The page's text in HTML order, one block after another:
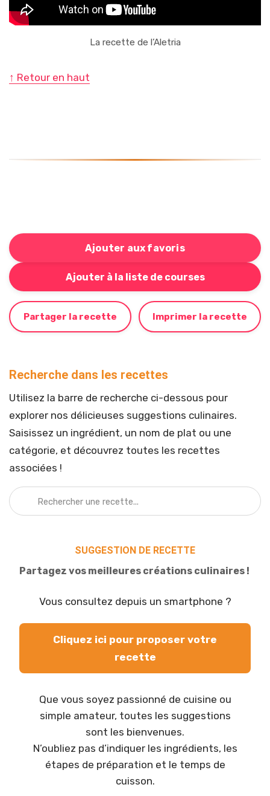
La recette de l’Aletria
↑ Retour en haut
Ajouter aux favoris
Ajouter à la liste de courses
Bouton pour ajouter cette recette à votre liste de
Partager la recette Imprimer la recette
Recherche dans les recettes
Utilisez la barre de recherche ci-dessous pour
explorer nos délicieuses suggestions culinaires.
Saisissez un ingrédient, un nom de plat ou une
catégorie, et découvrez toutes les recettes
associées !
SUGGESTION DE RECETTE
Partagez vos meilleures créations culinaires !
Vous consultez depuis un smartphone ?
Cliquez ici pour proposer votre
recette
Que vous soyez passionné de cuisine ou
simple amateur, toutes les suggestions
sont les bienvenues.
N’oubliez pas d’indiquer les ingrédients, les
étapes de préparation et le temps de
cuisson.